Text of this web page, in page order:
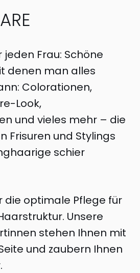
jeden Frau: Schöne
denen man alles
Colorationen,
Look,
und vieles mehr – die
Frisuren und Stylings
schier
die optimale Pflege für
Unsere
stehen Ihnen mit
und zaubern Ihnen